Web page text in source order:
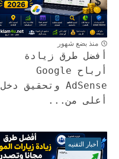
منذ بضع شهور
أفضل طرق زيادة
أرباح Google
AdSense وتحقيق دخل
أعلى من...
أخبار التقنيه